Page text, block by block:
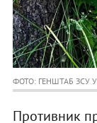
ФОТО: ГЕНШТАБ ЗСУ У
Противник